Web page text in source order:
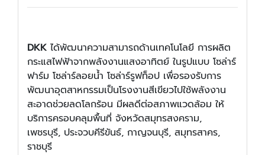
DKK ได้พัฒนาความสามารถด้านเทคโนโลยี การผลิต
กระแสไฟฟ้าจากพลังงานแสงอาทิตย์ ในรูปแบบ โซล่าร์
ฟาร์ม โซล่าร์ลอยน้ำ โซล่าร์รูฟท็อป เพื่อรองรับการ
พัฒนาอุตสาหกรรมเป็นโรงงานสีเขียวไปใช้พลังงาน
สะอาดช่วยลดโลกร้อน มีผลดีต่อสภาพแวดล้อม ให้
บริการครอบคลุมพื้นที่ จังหวัดสมุทรสงคราม,
เพชรบุรี, ประจวบคีรีขันธ์, กาญจนบุรี, สมุทรสาคร,
ราชบุรี